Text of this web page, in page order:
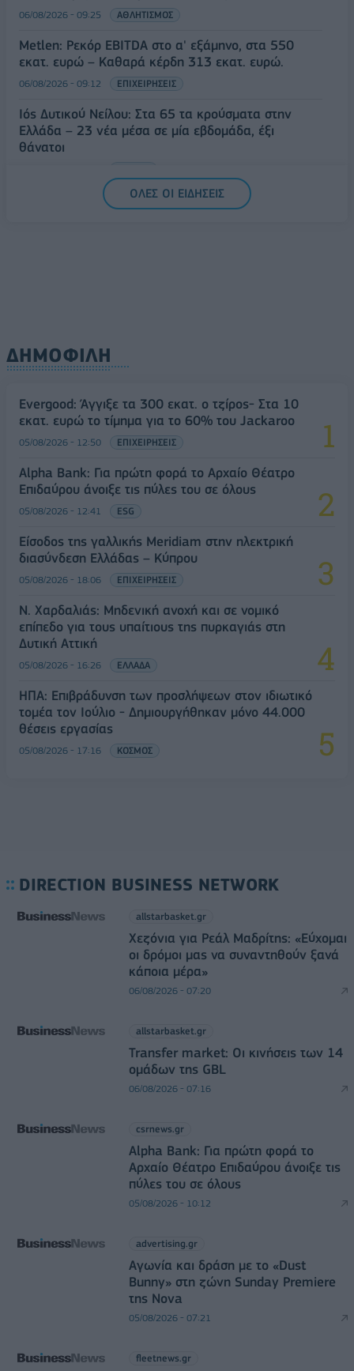
06/08/2026 - 09:25 ΑΘΛΗΤΙΣΜΟΣ
Metlen: Ρεκόρ EBITDA στο α' εξάμηνο, στα 550
εκατ. ευρώ – Καθαρά κέρδη 313 εκατ. ευρώ.
06/08/2026 - 09:12 ΕΠΙΧΕΙΡΗΣΕΙΣ
Ιός Δυτικού Νείλου: Στα 65 τα κρούσματα στην
Ελλάδα – 23 νέα μέσα σε μία εβδομάδα, έξι
θάνατοι
ΟΛΕΣ ΟΙ ΕΙΔΗΣΕΙΣ
ΔΗΜΟΦΙΛΗ
Evergood: Άγγιξε τα 300 εκατ. ο τζίρος- Στα 10
εκατ. ευρώ το τίμημα για το 60% του Jackaroo
05/08/2026 - 12:50 ΕΠΙΧΕΙΡΗΣΕΙΣ
Alpha Bank: Για πρώτη φορά το Αρχαίο Θέατρο
Επιδαύρου άνοιξε τις πύλες του σε όλους
05/08/2026 - 12:41 ESG
Είσοδος της γαλλικής Meridiam στην ηλεκτρική
διασύνδεση Ελλάδας – Κύπρου
05/08/2026 - 18:06 ΕΠΙΧΕΙΡΗΣΕΙΣ
Ν. Χαρδαλιάς: Μηδενική ανοχή και σε νομικό
επίπεδο για τους υπαίτιους της πυρκαγιάς στη
Δυτική Αττική
05/08/2026 - 16:26 ΕΛΛΑΔΑ
ΗΠΑ: Επιβράδυνση των προσλήψεων στον ιδιωτικό
τομέα τον Ιούλιο - Δημιουργήθηκαν μόνο 44.000
θέσεις εργασίας
05/08/2026 - 17:16 ΚΟΣΜΟΣ
DIRECTION BUSINESS NETWORK
allstarbasket.gr
Χεζόνια για Ρεάλ Μαδρίτης: «Εύχομαι
οι δρόμοι μας να συναντηθούν ξανά
κάποια μέρα»
06/08/2026 - 07:20
allstarbasket.gr
Transfer market: Οι κινήσεις των 14
ομάδων της GBL
06/08/2026 - 07:16
csrnews.gr
Alpha Bank: Για πρώτη φορά το
Αρχαίο Θέατρο Επιδαύρου άνοιξε τις
πύλες του σε όλους
05/08/2026 - 10:12
advertising.gr
Αγωνία και δράση με το «Dust
Bunny» στη ζώνη Sunday Premiere
της Nova
05/08/2026 - 07:21
fleetnews.gr